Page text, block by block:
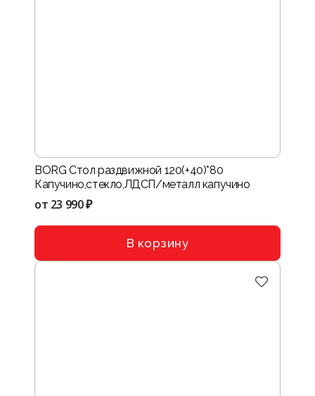
BORG Стол раздвижной 120(+40)*80
Капучино,стекло,ЛДСП/металл капучино
от 23 990 ₽
В корзину